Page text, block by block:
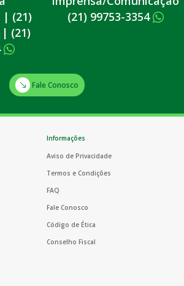
| (21)
| (21)
(21) 99753-3354
Fale Conosco
Informações
Aviso de Privacidade
Termos e Condições
FAQ
Fale Conosco
Código de Ética
Conselho Fiscal